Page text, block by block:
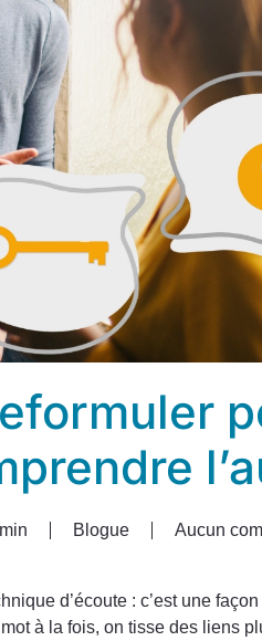
Blogue Aucun
sur
de
reformuler
d’écoute : c’est une
à la fois, on tisse des liens